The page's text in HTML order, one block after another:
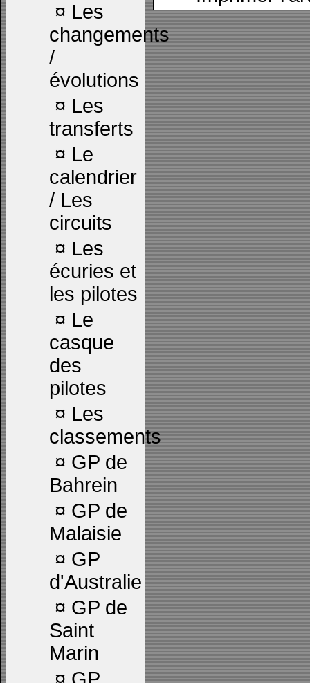
¤ Les
changements
/
évolutions
¤ Les
transferts
¤ Le
calendrier
/ Les
circuits
¤ Les
écuries et
les pilotes
¤ Le
casque
des
pilotes
¤ Les
classements
¤ GP de
Bahrein
¤ GP de
Malaisie
¤ GP
d'Australie
¤ GP de
Saint
Marin